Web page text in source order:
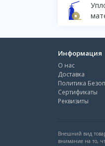
Информация
О нас
Доставка
Политика
Сертификаты
Реквизиты
Внешний вид
внимание на то,